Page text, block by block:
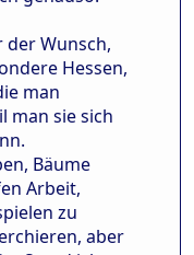
Wunsch,
Hessen,
man
man sie sich
Bäume
Arbeit,
zu
aber